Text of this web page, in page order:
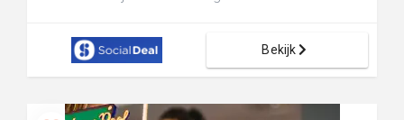
Bekijk